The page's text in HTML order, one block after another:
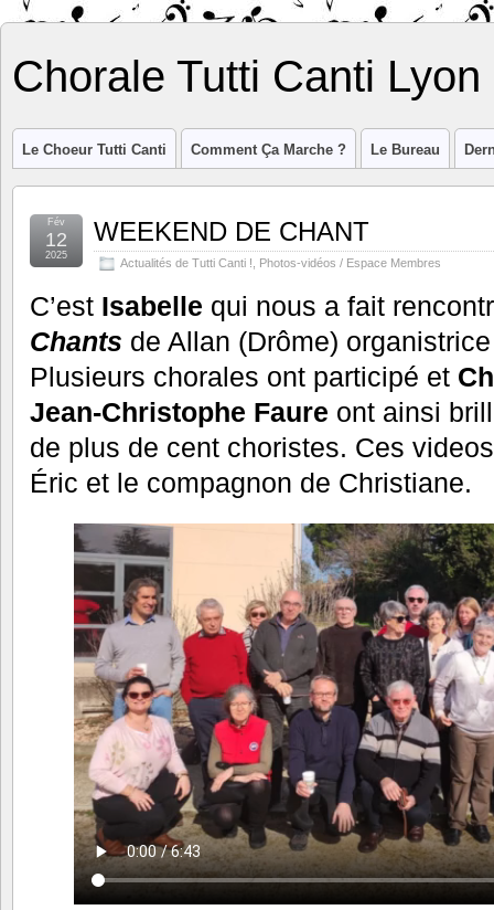
Chorale Tutti Canti Lyon
Le Choeur Tutti Canti Comment Ça Marche ? Le Bureau
WEEKEND DE CHANT
Actualités de Tutti Canti ! Photos-vidéos / Espace Membres
Fév
12
2025
C’est Isabelle qui nous a fait
Chants de Allan (Drôme)
Plusieurs chorales ont participé et
Jean-Christophe Faure ont ainsi
de plus de cent choristes. Ces
Éric et le compagnon de Christiane.